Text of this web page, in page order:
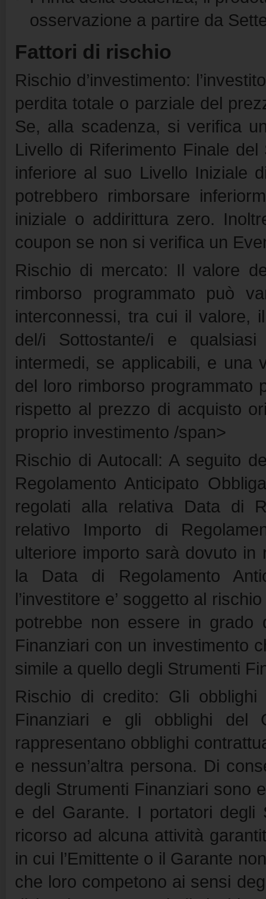
osservazione a partire da
Fattori di rischio
Rischio d’investimento:
perdita totale o parziale del
Se, alla scadenza, si verifica
Livello di Riferimento Finale
inferiore al suo Livello Iniziale
potrebbero rimborsare
iniziale o addirittura zero.
coupon se non si verifica un
Rischio di mercato: Il valore
rimborso programmato può
interconnessi, tra cui il valore,
del/i Sottostante/i e
intermedi, se applicabili, e una
del loro rimborso programmato
rispetto al prezzo di acquisto
proprio investimento /span>
Rischio di Autocall: A seguito
Regolamento Anticipato
regolati alla relativa Data di
relativo Importo di
ulteriore importo sarà dovuto in
la Data di Regolamento
l’investitore e’ soggetto al
potrebbe non essere in grado
Finanziari con un investimento
simile a quello degli Strumenti
Rischio di credito: Gli obblighi
Finanziari e gli obblighi del
rappresentano obblighi
e nessun’altra persona. Di
degli Strumenti Finanziari sono
e del Garante. I portatori degli
ricorso ad alcuna attività
in cui l’Emittente o il Garante
che loro competono ai sensi